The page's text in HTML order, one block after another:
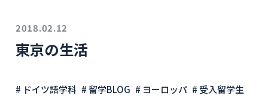
2018.02.12
東京の生活
# ドイツ語学科 # 留学BLOG # ヨーロッパ # 受入留学生